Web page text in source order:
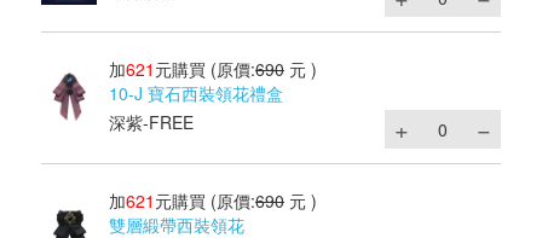
加621 元購買 (原價:690 元 )
10-J 寶石西裝領花禮盒
深紫-FREE
加621 元購買 (原價:690 元 )
雙層緞帶西裝領花